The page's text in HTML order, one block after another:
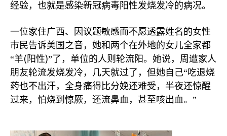
经验，也就是感染新冠病毒阳性发烧发冷的病况。
一位家住广西、因议题敏感而不愿透露姓名的女性
市民告诉美国之音，她和两个在外地的女儿全家都
“羊( 阳性)”了，单位的人则轮流阳。她说，周遭家人
朋友轮流发烧发冷，几天就过了，但她自己“吃退烧
药也不出汗，全身痛得比分娩还难受，半夜还惊醒
过来，怕烧到惊厥，还流鼻血，甚至咳出血。”